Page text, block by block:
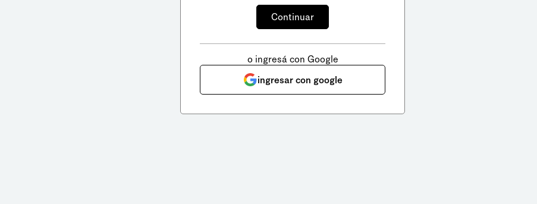
o ingresá con Google
ingresar con google